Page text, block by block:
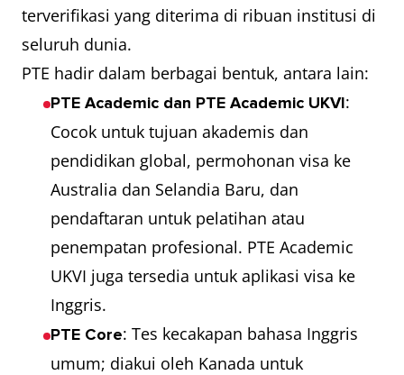
terverifikasi yang diterima di ribuan institusi di
seluruh dunia.
PTE hadir dalam berbagai bentuk, antara lain:
PTE Academic dan PTE Academic UKVI:
Cocok untuk tujuan akademis dan
pendidikan global, permohonan visa ke
Australia dan Selandia Baru, dan
pendaftaran untuk pelatihan atau
penempatan profesional. PTE Academic
UKVI juga tersedia untuk aplikasi visa ke
Inggris.
PTE Core: Tes kecakapan bahasa Inggris
umum; diakui oleh Kanada untuk